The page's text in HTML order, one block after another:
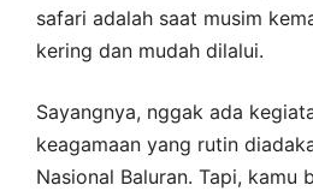
safari adalah saat musim
kering dan mudah dilalui.
Sayangnya, nggak ada
keagamaan yang rutin
Nasional Baluran. Tapi, kamu